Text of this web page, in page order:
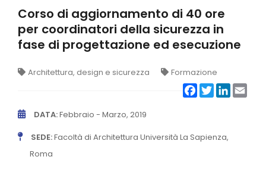
RASSEGNA STAMPA
ISCRIVITI AD ALA
CONVENZIONI
Corso di aggiornamento di 40 ore
per coordinatori della sicurezza in
fase di progettazione ed esecuzione
Architettura, design e sicurezza
Formazione
Facebook
TwitterLinkedIn
DATA:Febbraio - Marzo, 2019
SEDE:Facoltà di Architettura Università La Sapienza,
Roma